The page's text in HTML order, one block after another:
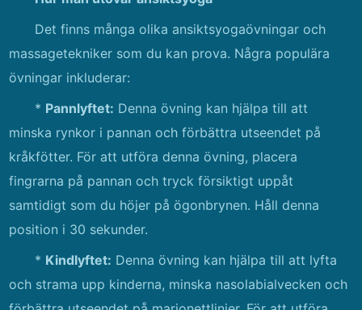
Det finns många olika ansiktsyogaövningar och
massagetekniker som du kan prova. Några populära
övningar inkluderar:
* Pannlyftet: Denna övning kan hjälpa till att
minska rynkor i pannan och förbättra utseendet på
kråkfötter. För att utföra denna övning, placera
fingrarna på pannan och tryck försiktigt uppåt
samtidigt som du höjer på ögonbrynen. Håll denna
position i 30 sekunder.
* Kindlyftet: Denna övning kan hjälpa till att lyfta
och strama upp kinderna, minska nasolabialvecken och